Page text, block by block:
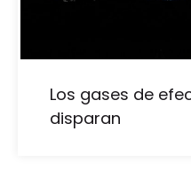
Los gases de
disparan